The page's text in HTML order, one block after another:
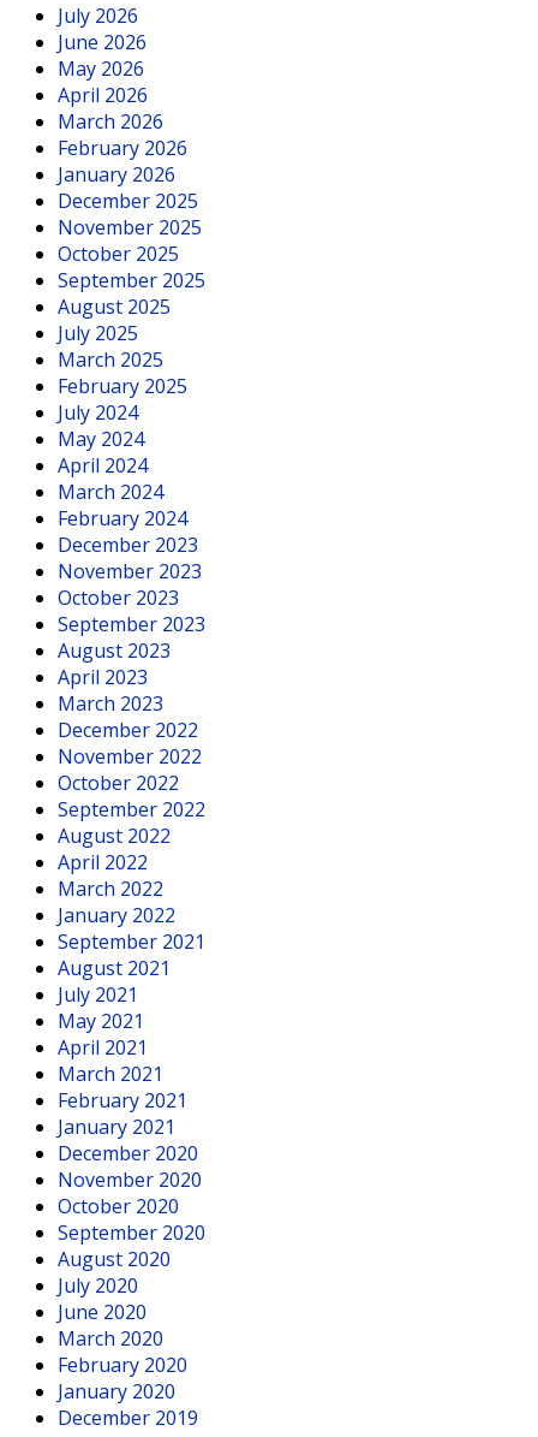
July 2026
June 2026
May 2026
April 2026
March 2026
February 2026
January 2026
December 2025
November 2025
October 2025
September 2025
August 2025
July 2025
March 2025
February 2025
July 2024
May 2024
April 2024
March 2024
February 2024
December 2023
November 2023
October 2023
September 2023
August 2023
April 2023
March 2023
December 2022
November 2022
October 2022
September 2022
August 2022
April 2022
March 2022
January 2022
September 2021
August 2021
July 2021
May 2021
April 2021
March 2021
February 2021
January 2021
December 2020
November 2020
October 2020
September 2020
August 2020
July 2020
June 2020
March 2020
February 2020
January 2020
December 2019